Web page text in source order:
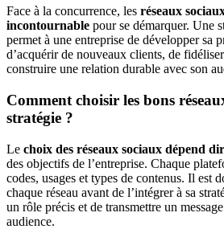
Face à la concurrence, les réseaux
incontournable pour se démarquer. Une
permet à une entreprise de développer sa
d’acquérir de nouveaux clients, de
construire une relation durable avec son
Comment choisir les bons
stratégie ?
Le choix des réseaux sociaux dépend
des objectifs de l’entreprise. Chaque
codes, usages et types de contenus. Il est
chaque réseau avant de l’intégrer à sa
un rôle précis et de transmettre un
audience.